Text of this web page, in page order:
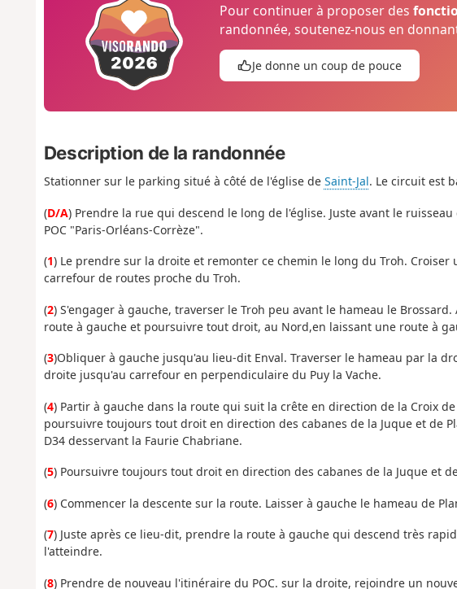
Pour continuer à proposer des
randonnée, soutenez-nous en
Je donne un coup de pouce
Description de la randonnée
Stationner sur le parking situé à côté de l'église de Saint-Jal. Le circuit est
(D/A) Prendre la rue qui descend le long de l'église. Juste avant le
POC "Paris-Orléans-Corrèze".
(1) Le prendre sur la droite et remonter ce chemin le long du Troh.
carrefour de routes proche du Troh.
(2) S'engager à gauche, traverser le Troh peu avant le hameau le
route à gauche et poursuivre tout droit, au Nord,en laissant une route à
(3)Obliquer à gauche jusqu'au lieu-dit Enval. Traverser le hameau par la
droite jusqu'au carrefour en perpendiculaire du Puy la Vache.
(4) Partir à gauche dans la route qui suit la crête en direction de la Croix
poursuivre toujours tout droit en direction des cabanes de la Juque et de
D34 desservant la Faurie Chabriane.
(5) Poursuivre toujours tout droit en direction des cabanes de la Juque et
(6) Commencer la descente sur la route. Laisser à gauche le hameau de
(7) Juste après ce lieu-dit, prendre la route à gauche qui descend très
l'atteindre.
(8) Prendre de nouveau l'itinéraire du POC. sur la droite, rejoindre un